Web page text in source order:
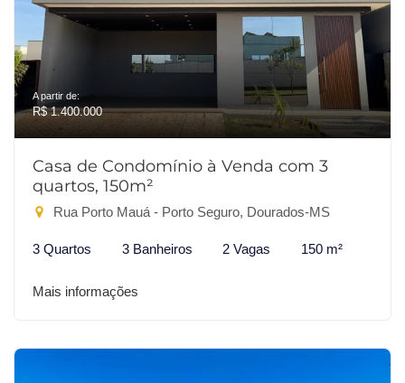
A partir de:
R$ 1.400.000
Casa de Condomínio à Venda com 3
quartos, 150m²
Rua Porto Mauá - Porto Seguro, Dourados-MS
3 Quartos 3 Banheiros 2 Vagas 150 m²
Mais informações